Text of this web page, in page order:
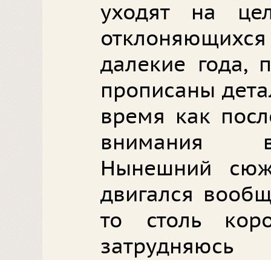
уходят на
далекие года,
прописаны
время как
внимания
Нынешний
двигался
то столь